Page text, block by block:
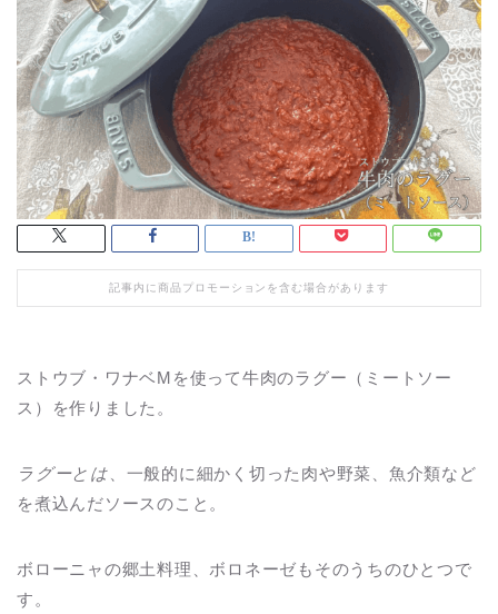
記事内に商品プロモーションを含む場合があります
ストウブ・ワナベMを使って牛肉のラグー（ミートソー
ス）を作りました。
ラグーとは 、一般的に細かく切った肉や野菜、魚介類など
を煮込んだソースのこと。
ボローニャの郷土料理、ボロネーゼもそのうちのひとつで
す。